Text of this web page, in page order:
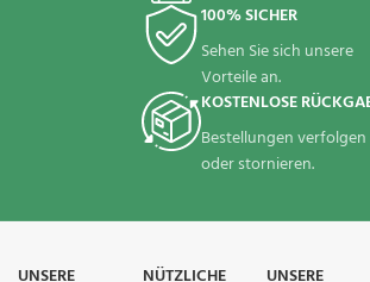
100% SICHER
Sehen Sie sich unsere
Vorteile an.
KOSTENLOSE
Bestellungen verfolgen
oder stornieren.